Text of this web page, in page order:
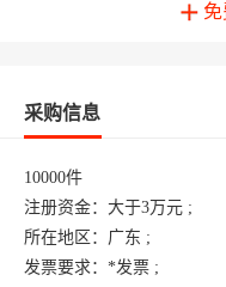
采购信息
10000件
注册资金：大于3万元 ;
所在地区：广东 ;
发票要求：*发票 ;